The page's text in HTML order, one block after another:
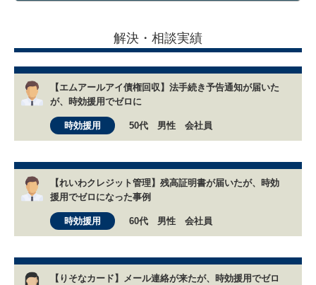
解決・相談実績
【エムアールアイ債権回収】法手続き予告通知が届いた
が、時効援用でゼロに
時効援用 50代 男性 会社員
【れいわクレジット管理】残高証明書が届いたが、時効
援用でゼロになった事例
時効援用 60代 男性 会社員
【りそなカード】メール連絡が来たが、時効援用でゼロ